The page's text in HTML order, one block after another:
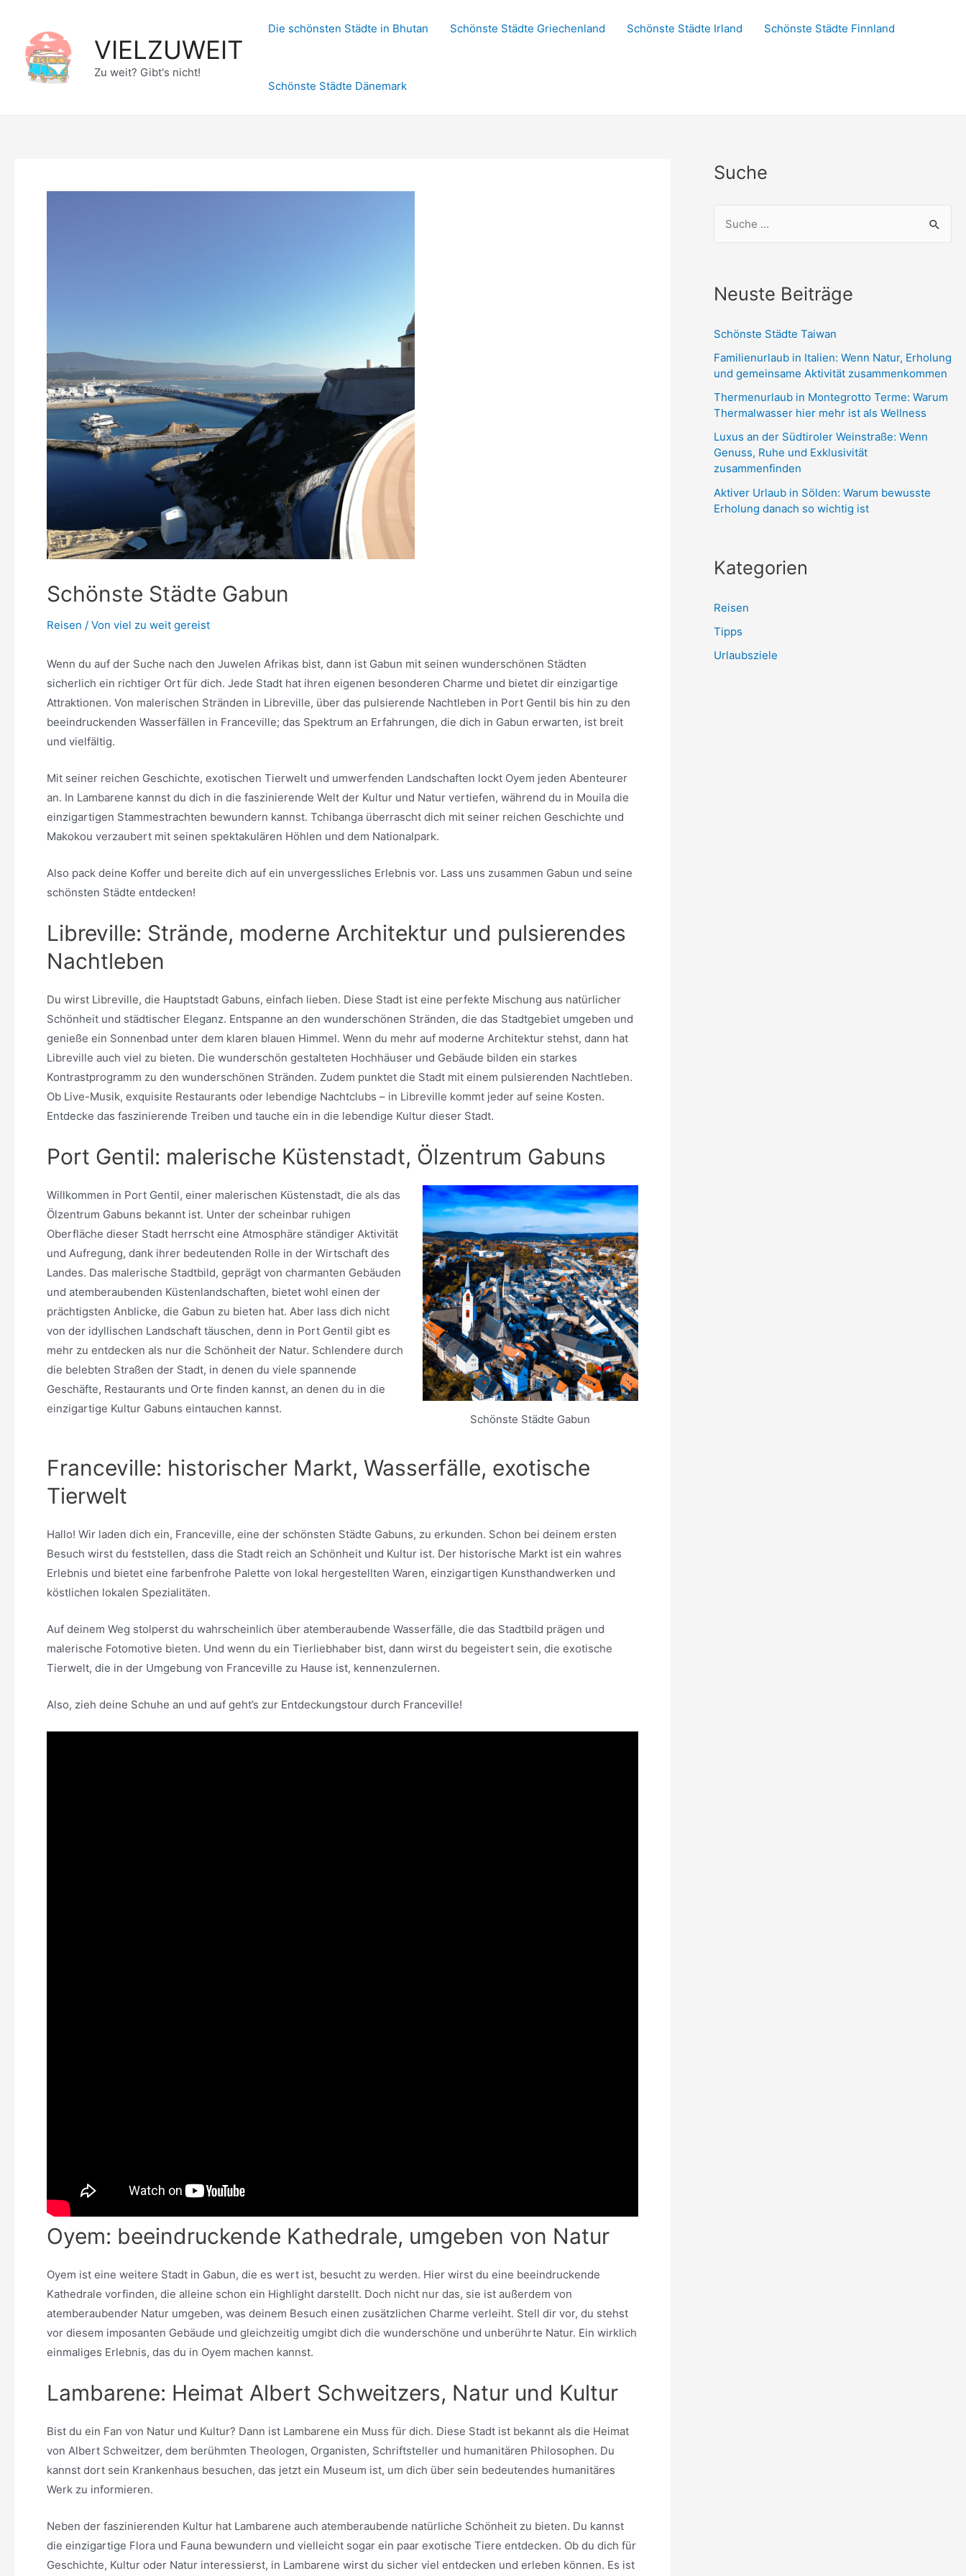
springen
VIELZUWEIT
Zu weit? Gibt's nicht!
Die schönsten Städte in Bhutan Schönste Städte Griechenland Schönste Städte Irland Schönste Städte Finnland
Schönste Städte Dänemark
Schönste Städte Gabun
Reisen / Von viel zu weit gereist
Wenn du auf der Suche nach den Juwelen Afrikas bist, dann ist Gabun mit seinen wunderschönen Städten
sicherlich ein richtiger Ort für dich. Jede Stadt hat ihren eigenen besonderen Charme und bietet dir einzigartige
Attraktionen. Von malerischen Stränden in Libreville, über das pulsierende Nachtleben in Port Gentil bis hin zu den
beeindruckenden Wasserfällen in Franceville; das Spektrum an Erfahrungen, die dich in Gabun erwarten, ist breit
und vielfältig.
Mit seiner reichen Geschichte, exotischen Tierwelt und umwerfenden Landschaften lockt Oyem jeden Abenteurer
an. In Lambarene kannst du dich in die faszinierende Welt der Kultur und Natur vertiefen, während du in Mouila die
einzigartigen Stammestrachten bewundern kannst. Tchibanga überrascht dich mit seiner reichen Geschichte und
Makokou verzaubert mit seinen spektakulären Höhlen und dem Nationalpark.
Also pack deine Koffer und bereite dich auf ein unvergessliches Erlebnis vor. Lass uns zusammen Gabun und seine
schönsten Städte entdecken!
Libreville: Strände, moderne Architektur und pulsierendes
Nachtleben
Du wirst Libreville, die Hauptstadt Gabuns, einfach lieben. Diese Stadt ist eine perfekte Mischung aus natürlicher
Schönheit und städtischer Eleganz. Entspanne an den wunderschönen Stränden, die das Stadtgebiet umgeben und
genieße ein Sonnenbad unter dem klaren blauen Himmel. Wenn du mehr auf moderne Architektur stehst, dann hat
Libreville auch viel zu bieten. Die wunderschön gestalteten Hochhäuser und Gebäude bilden ein starkes
Kontrastprogramm zu den wunderschönen Stränden. Zudem punktet die Stadt mit einem pulsierenden Nachtleben.
Ob Live-Musik, exquisite Restaurants oder lebendige Nachtclubs – in Libreville kommt jeder auf seine Kosten.
Entdecke das faszinierende Treiben und tauche ein in die lebendige Kultur dieser Stadt.
Port Gentil: malerische Küstenstadt, Ölzentrum Gabuns
Schönste Städte Gabun
Willkommen in Port Gentil, einer malerischen Küstenstadt, die als das
Ölzentrum Gabuns bekannt ist. Unter der scheinbar ruhigen
Oberfläche dieser Stadt herrscht eine Atmosphäre ständiger Aktivität
und Aufregung, dank ihrer bedeutenden Rolle in der Wirtschaft des
Landes. Das malerische Stadtbild, geprägt von charmanten Gebäuden
und atemberaubenden Küstenlandschaften, bietet wohl einen der
prächtigsten Anblicke, die Gabun zu bieten hat. Aber lass dich nicht
von der idyllischen Landschaft täuschen, denn in Port Gentil gibt es
mehr zu entdecken als nur die Schönheit der Natur. Schlendere durch
die belebten Straßen der Stadt, in denen du viele spannende
Geschäfte, Restaurants und Orte finden kannst, an denen du in die
einzigartige Kultur Gabuns eintauchen kannst.
Franceville: historischer Markt, Wasserfälle, exotische
Tierwelt
Hallo! Wir laden dich ein, Franceville, eine der schönsten Städte Gabuns, zu erkunden. Schon bei deinem ersten
Besuch wirst du feststellen, dass die Stadt reich an Schönheit und Kultur ist. Der historische Markt ist ein wahres
Erlebnis und bietet eine farbenfrohe Palette von lokal hergestellten Waren, einzigartigen Kunsthandwerken und
köstlichen lokalen Spezialitäten.
Auf deinem Weg stolperst du wahrscheinlich über atemberaubende Wasserfälle, die das Stadtbild prägen und
malerische Fotomotive bieten. Und wenn du ein Tierliebhaber bist, dann wirst du begeistert sein, die exotische
Tierwelt, die in der Umgebung von Franceville zu Hause ist, kennenzulernen.
Also, zieh deine Schuhe an und auf geht’s zur Entdeckungstour durch Franceville!
Oyem: beeindruckende Kathedrale, umgeben von Natur
Oyem ist eine weitere Stadt in Gabun, die es wert ist, besucht zu werden. Hier wirst du eine beeindruckende
Kathedrale vorfinden, die alleine schon ein Highlight darstellt. Doch nicht nur das, sie ist außerdem von
atemberaubender Natur umgeben, was deinem Besuch einen zusätzlichen Charme verleiht. Stell dir vor, du stehst
vor diesem imposanten Gebäude und gleichzeitig umgibt dich die wunderschöne und unberührte Natur. Ein wirklich
einmaliges Erlebnis, das du in Oyem machen kannst.
Lambarene: Heimat Albert Schweitzers, Natur und Kultur
Bist du ein Fan von Natur und Kultur? Dann ist Lambarene ein Muss für dich. Diese Stadt ist bekannt als die Heimat
von Albert Schweitzer, dem berühmten Theologen, Organisten, Schriftsteller und humanitären Philosophen. Du
kannst dort sein Krankenhaus besuchen, das jetzt ein Museum ist, um dich über sein bedeutendes humanitäres
Werk zu informieren.
Neben der faszinierenden Kultur hat Lambarene auch atemberaubende natürliche Schönheit zu bieten. Du kannst
die einzigartige Flora und Fauna bewundern und vielleicht sogar ein paar exotische Tiere entdecken. Ob du dich für
Geschichte, Kultur oder Natur interessierst, in Lambarene wirst du sicher viel entdecken und erleben können. Es ist
Suche
e
a
h
:
Neuste Beiträge
Schönste Städte Taiwan
Familienurlaub in Italien: Wenn Natur, Erholung
und gemeinsame Aktivität zusammenkommen
Thermenurlaub in Montegrotto Terme: Warum
Thermalwasser hier mehr ist als Wellness
Luxus an der Südtiroler Weinstraße: Wenn
Genuss, Ruhe und Exklusivität
zusammenfinden
Aktiver Urlaub in Sölden: Warum bewusste
Erholung danach so wichtig ist
Kategorien
Reisen
Tipps
Urlaubsziele